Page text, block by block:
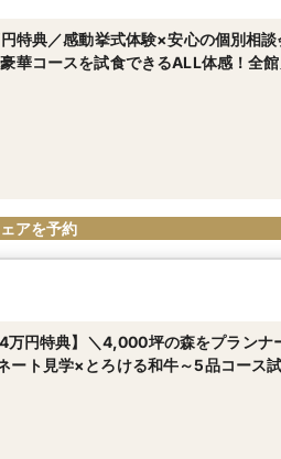
特典／感動挙式体験×安心の個別相談
華コースを試食できるALL体感！全
アを予約
万円特典】＼4,000坪の森をプランナ
ート見学×とろける和牛～5品コース